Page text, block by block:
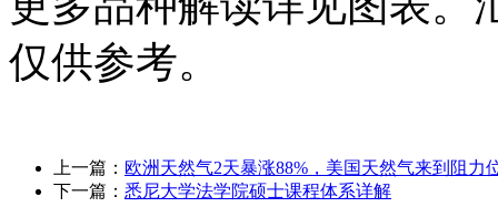
仅供参考。
上一篇： 欧洲天然气2天暴涨88%，美国天然气来到阻力
下一篇： 悉尼大学法学院硕士课程体系详解